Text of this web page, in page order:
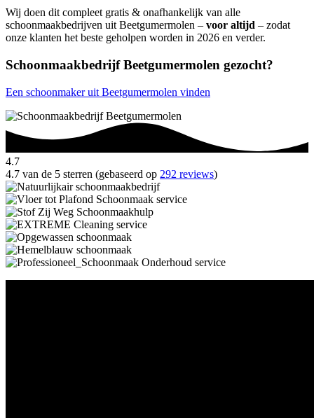
Wij doen dit compleet gratis & onafhankelijk van alle
schoonmaakbedrijven uit Beetgumermolen – voor altijd – zodat
onze klanten het beste geholpen worden in 2026 en verder.
Schoonmaakbedrijf Beetgumermolen gezocht?
Een schoonmaker uit Beetgumermolen vinden
4.7
4.7 van de 5 sterren (gebaseerd op 292 reviews)